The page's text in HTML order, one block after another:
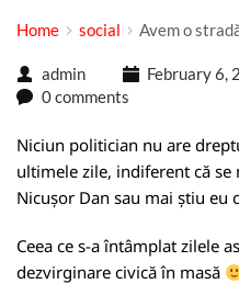
Home social Avem o
admin February 6,
0 comments
Niciun politician nu are
ultimele zile, indiferent că se
Nicușor Dan sau mai știu eu
Ceea ce s-a întâmplat zilele
dezvirginare civică în masă